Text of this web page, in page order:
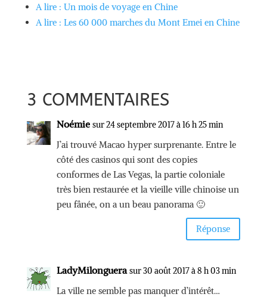
A lire : Un mois de voyage en Chine
A lire : Les 60 000 marches du Mont Emei en Chine
3 COMMENTAIRES
Noémie sur 24 septembre 2017 à 16 h 25 min
J’ai trouvé Macao hyper surprenante. Entre le
côté des casinos qui sont des copies
conformes de Las Vegas, la partie coloniale
très bien restaurée et la vieille ville chinoise un
peu fânée, on a un beau panorama 🙂
Réponse
LadyMilonguera sur 30 août 2017 à 8 h 03 min
La ville ne semble pas manquer d’intérêt…